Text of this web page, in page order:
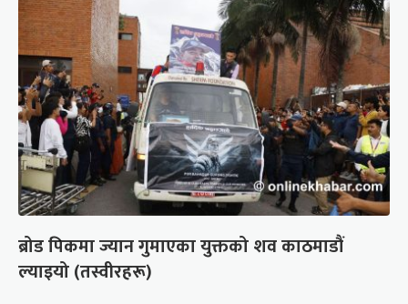
ब्रोड पिकमा ज्यान गुमाएका युक्तको शव काठमाडौं
ल्याइयो (तस्वीरहरू)